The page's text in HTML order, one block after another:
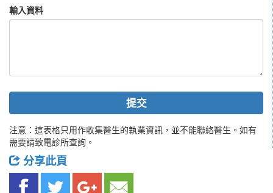
輸入資料
提交
注意：這表格只用作收集醫生的執業資訊，並不能聯絡醫生。如有
需要請致電診所查詢。
分享此頁